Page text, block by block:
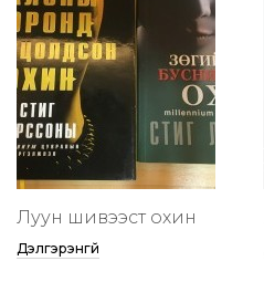
Луун шивээст охин
Дэлгэрэнгүй